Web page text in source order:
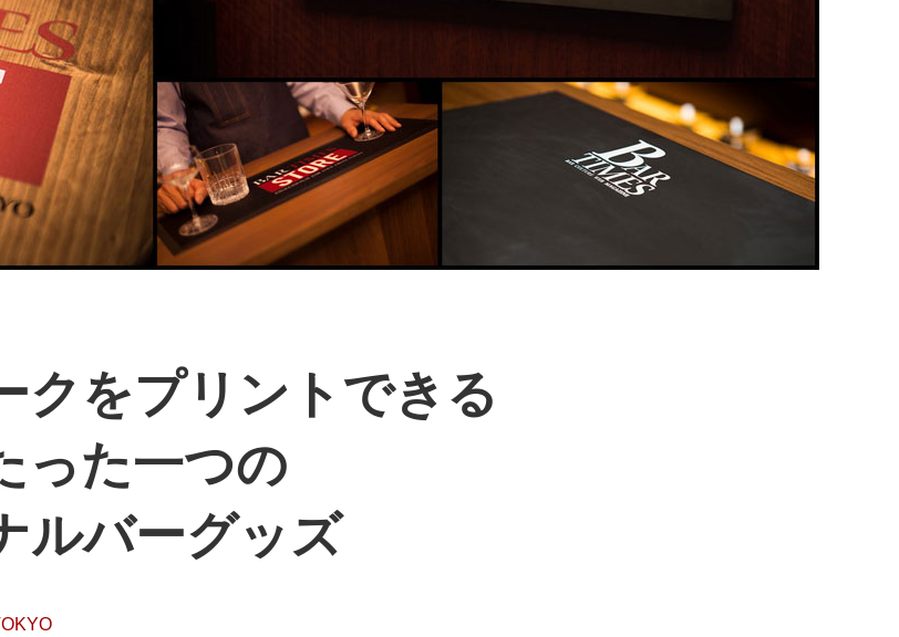
クをプリントできる
った一つの
ルバーグッズ